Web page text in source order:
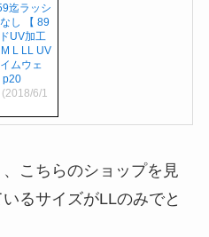
迄ラッシ
し 【 89
UV加工
L LL UV
ムウェ
p20
(2018/6/1
こちらのショップを見
るサイズがLLのみでと